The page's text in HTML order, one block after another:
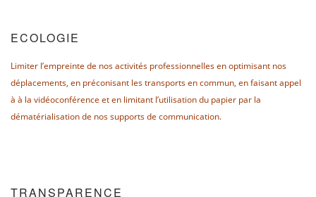
ECOLOGIE
Limiter l’empreinte de nos activités professionnelles en optimisant nos
déplacements, en préconisant les transports en commun, en faisant appel
à à la vidéoconférence et en limitant l’utilisation du papier par la
dématérialisation de nos supports de communication.
TRANSPARENCE